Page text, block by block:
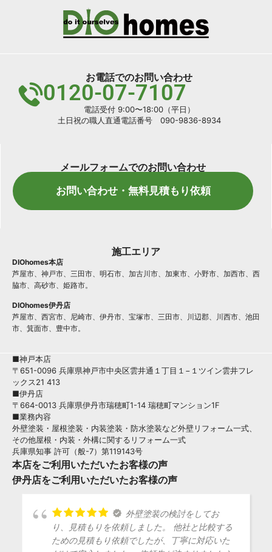
お電話でのお問い合わせ
0120-07-7107
電話受付 9:00〜18:00（平日）
土日祝の職人直通電話番号 090-9836-8934
メールフォームでのお問い合わせ
お問い合わせ・無料見積もり依頼
施工エリア
DIOhomes本店
芦屋市、神戸市、三田市、明石市、加古川市、加東市、小野市、加西市、西
脇市、高砂市、姫路市。
DIOhomes伊丹店
芦屋市、西宮市、尼崎市、伊丹市、宝塚市、三田市、川辺郡、川西市、池田
市、箕面市、豊中市。
■神戸本店
〒651-0096 兵庫県神戸市中央区雲井通１丁目１−１ツイン雲井フレ
ックス21 413
■伊丹店
〒664-0013 兵庫県伊丹市瑞穂町1-14 瑞穂町マンション1F
■業務内容
外壁塗装・屋根塗装・内装塗装・防水塗装など外壁リフォーム一式、
その他屋根・内装・外構に関するリフォーム一式
兵庫県知事 許可（般-7）第119143号
本店をご利用いただいたお客様の声
伊丹店をご利用いただいたお客様の声
外壁塗装の検討をしてお
り、見積もりを依頼しました。 他社と比較する
ための見積もり依頼でしたが、丁寧に対応いた